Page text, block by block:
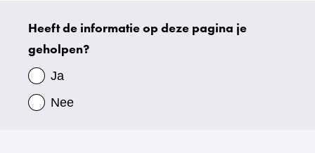
Uw
gegevens
Heeft de informatie op deze pagina je
geholpen?
Ja
Nee